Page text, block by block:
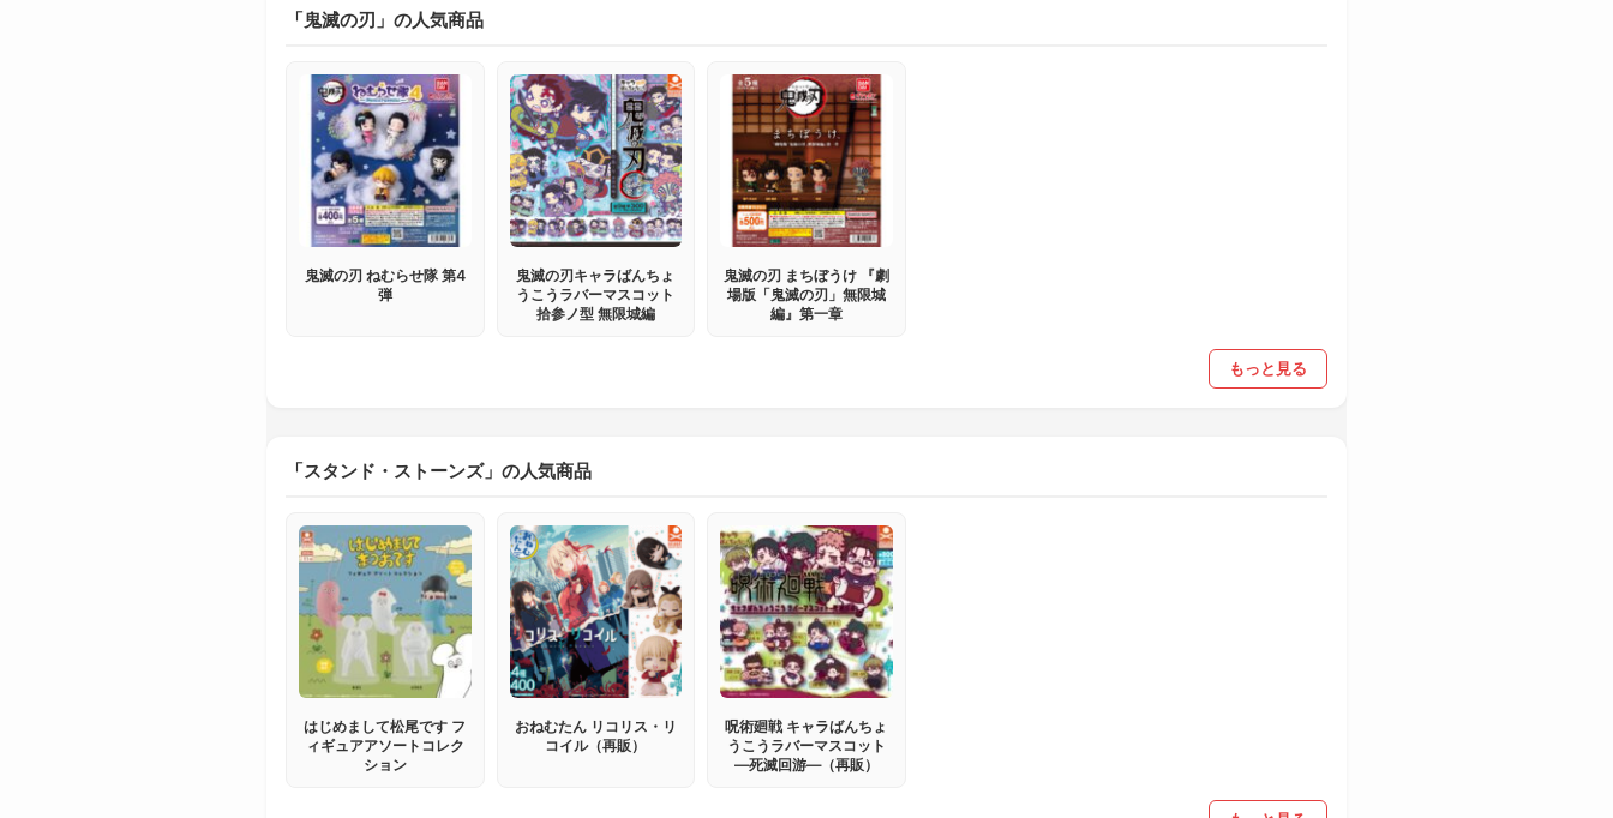
「鬼滅の刃」の人気商品
鬼滅の刃 ねむらせ隊 第4
弾
鬼滅の刃キャラばんちょ
うこうラバーマスコット
拾参ノ型 無限城編
鬼滅の刃 まちぼうけ 『劇
場版「鬼滅の刃」無限城
編』第一章
もっと見る
「スタンド・ストーンズ」の人気商品
はじめまして松尾です フ
ィギュアアソートコレク
ション
おねむたん リコリス・リ
コイル（再販）
呪術廻戦 キャラばんちょ
うこうラバーマスコット
―死滅回游―（再販）